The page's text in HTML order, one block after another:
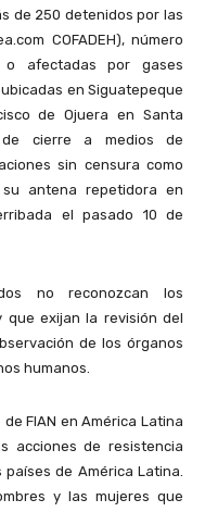
de 250 detenidos por las
COFADEH), número
o afectadas por gases
en Siguatepeque
de Ojuera en Santa
cierre a medios de
sin censura como
su antena repetidora en
el pasado 10 de
no reconozcan los
exijan la revisión del
de los órganos
humanos.
FIAN en América Latina
acciones de resistencia
de América Latina.
y las mujeres que